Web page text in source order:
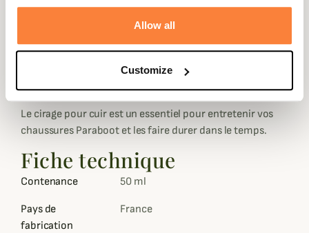
Allow all
Customize
cirage. Laissez sécher et lustrer pour une finition parfaite.
Champgrand vous propose différents coloris de cirage
pour cuir : Incolore, marron moyen, marron foncé ou noir
Le cirage pour cuir est un essentiel pour entretenir vos
chaussures Paraboot et les faire durer dans le temps.
Fiche technique
Contenance 50 ml
Pays de
fabrication
France